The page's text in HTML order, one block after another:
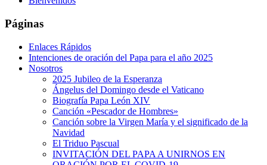
Páginas
Enlaces Rápidos
Intenciones de oración del Papa para el año 2025
Nosotros
2025 Jubileo de la Esperanza
Ángelus del Domingo desde el Vaticano
Biografía Papa León XIV
Canción «Pescador de Hombres»
Canción sobre la Virgen María y el significado de la
Navidad
El Triduo Pascual
INVITACIÓN DEL PAPA A UNIRNOS EN